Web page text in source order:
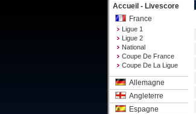
Accueil - Livescore
France
Ligue 1
Ligue 2
National
Coupe De France
Coupe De La Ligue
Allemagne
Angleterre
Espagne